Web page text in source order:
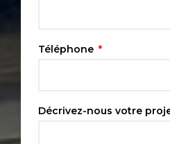
Téléphone
Décrivez-nous votre